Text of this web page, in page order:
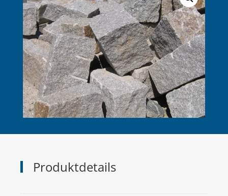
Produktdetails